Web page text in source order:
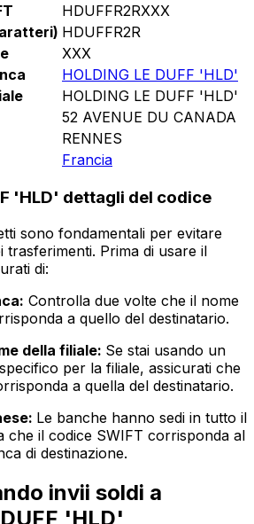
HDUFFR2RXXX
HDUFFR2R
XXX
HOLDING LE DUFF 'HLD'
HOLDING LE DUFF 'HLD'
52 AVENUE DU CANADA
RENNES
Francia
'HLD' dettagli del codice
sono fondamentali per evitare
trasferimenti. Prima di usare il
di:
Controlla due volte che il nome
a quello del destinatario.
della filiale: Se stai usando un
per la filiale, assicurati che
a quella del destinatario.
Le banche hanno sedi in tutto il
che il codice SWIFT corrisponda al
di destinazione.
invii soldi a
'HLD'